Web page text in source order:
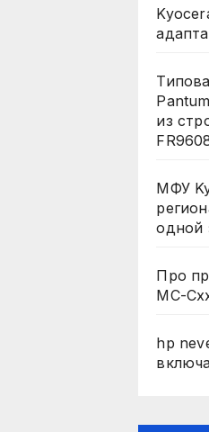
из
МФУ
одной
Про
MC-
hp